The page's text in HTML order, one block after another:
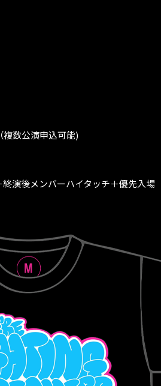
複数公演申込可能)
演後メンバーハイタッチ＋優先入場